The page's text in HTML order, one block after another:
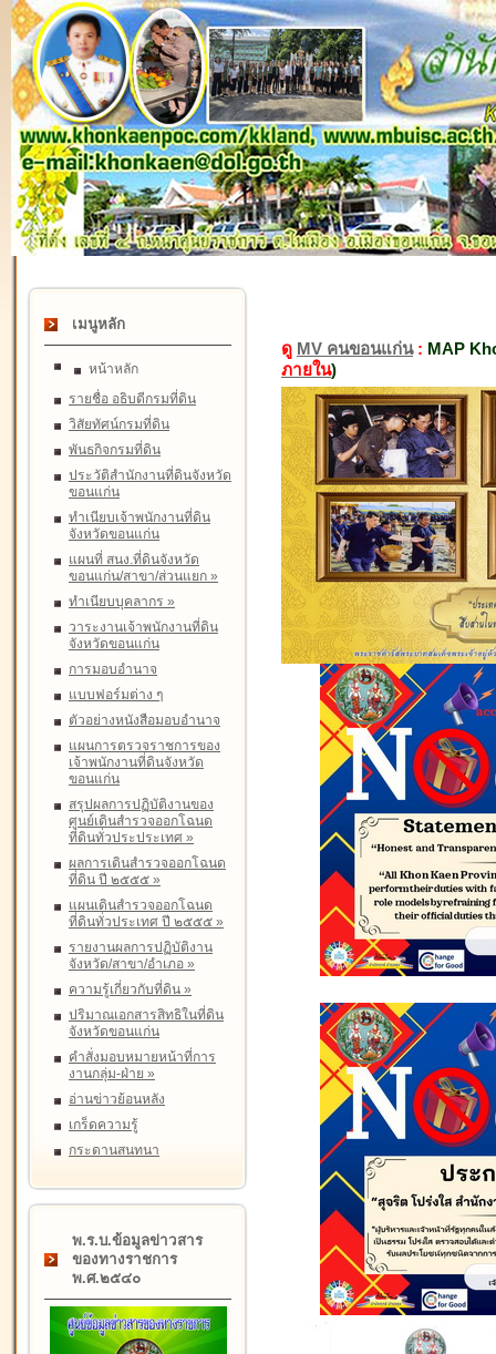
เมนูหลัก
หน้าหลัก
รายชื่อ อธิบดีกรมที่ดิน
วิสัยทัศน์กรมที่ดิน
พันธกิจกรมที่ดิน
ประวัติสำนักงานที่ดินจังหวัด
ขอนแก่น
ทำเนียบเจ้าพนักงานที่ดิน
จังหวัดขอนแก่น
แผนที่ สนง.ที่ดินจังหวัด
ขอนแก่น/สาขา/ส่วนแยก »
ทำเนียบบุคลากร »
วาระงานเจ้าพนักงานที่ดิน
จังหวัดขอนแก่น
การมอบอำนาจ
แบบฟอร์มต่าง ๆ
ตัวอย่างหนังสือมอบอำนาจ
แผนการตรวจราชการของ
เจ้าพนักงานที่ดินจังหวัด
ขอนแก่น
สรุปผลการปฏิบัติงานของ
ศูนย์เดินสำรวจออกโฉนด
ที่ดินทั่วประประเทศ »
ผลการเดินสำรวจออกโฉนด
ที่ดิน ปี ๒๕๕๕ »
แผนเดินสำรวจออกโฉนด
ที่ดินทั่วประเทศ ปี ๒๕๕๕ »
รายงานผลการปฏิบัติงาน
จังหวัด/สาขา/อำเภอ »
ความรู้เกี่ยวกับที่ดิน »
ปริมาณเอกสารสิทธิในที่ดิน
จังหวัดขอนแก่น
คำสั่งมอบหมายหน้าที่การ
งานกลุ่ม-ฝ่าย »
อ่านข่าวย้อนหลัง
เกร็ดความรู้
กระดานสนทนา
พ.ร.บ.ข้อมูลข่าวสาร
ของทางราชการ
พ.ศ.๒๕๔๐
ดู MV คนขอนแก่น: MAP
ภายใน)